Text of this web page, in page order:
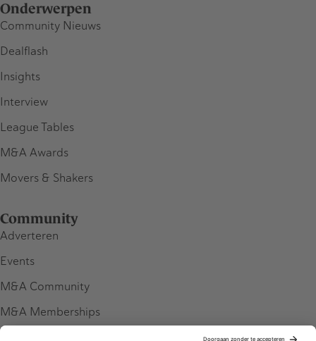
Onderwerpen
Community Nieuws
Dealflash
Insights
Interview
League Tables
M&A Awards
Movers & Shakers
Community
Adverteren
Events
M&A Community
M&A Memberships